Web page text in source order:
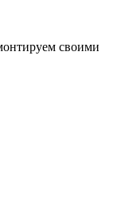
своими